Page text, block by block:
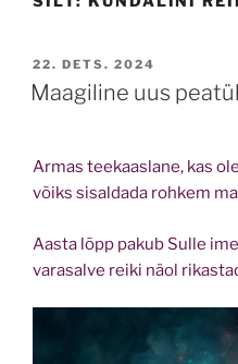
POSTED
ON
22. DETS. 2024
Maagiline uus
Armas teekaaslane, kas
võiks sisaldada rohkem
Aasta lõpp pakub Sulle
varasalve reiki näol